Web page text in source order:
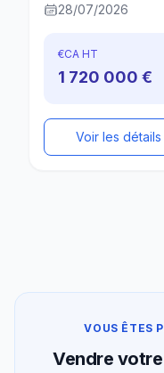
28/07/2026
€CA HT
1 720 000 €
Voir les détails
VOUS ÊTES
Vendre